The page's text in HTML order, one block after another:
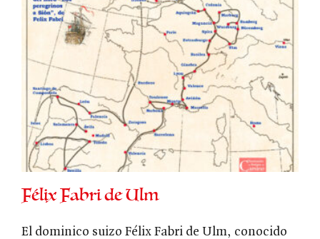
Félix Fabri de Ulm
El dominico suizo Félix Fabri de Ulm, conocido